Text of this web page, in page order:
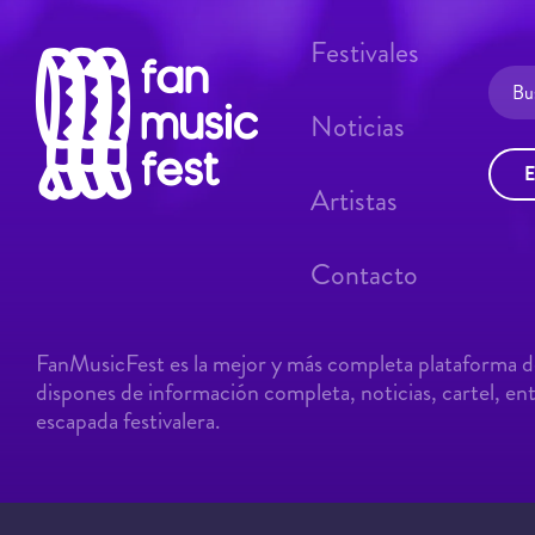
Festivales
Noticias
Artistas
Contacto
FanMusicFest es la mejor y más completa plataforma
dispones de información completa, noticias, cartel,
escapada festivalera.